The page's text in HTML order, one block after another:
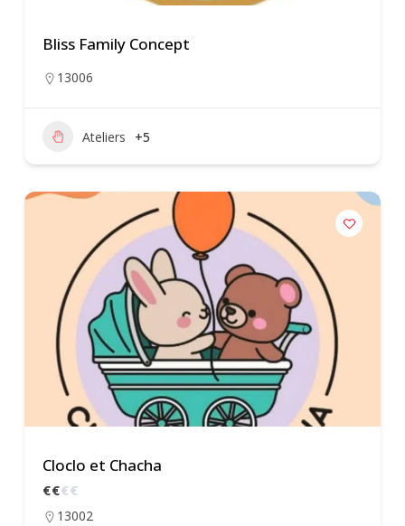
Bliss Family Concept
13006
Ateliers +5
Cloclo et Chacha
€€€€
13002